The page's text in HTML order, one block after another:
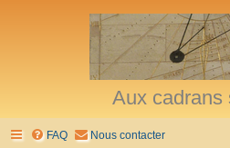
Aux cadrans
FAQ Nous contacter